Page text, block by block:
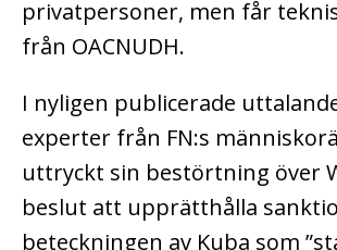
privatpersoner, men får
från OACNUDH.
I nyligen publicerade
experter från FN:s
uttryckt sin bestörtning över
beslut att upprätthålla
beteckningen av Kuba som